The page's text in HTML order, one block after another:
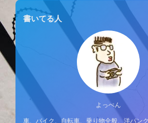
書いてる人
よっぺん
車、バイク、自転車、乗り物全般、洋パン